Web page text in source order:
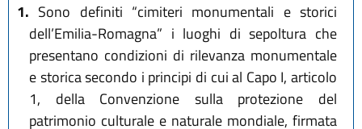
1. Sono definiti “cimiteri monumentali e storici
dell’Emilia-Romagna” i luoghi di sepoltura che
presentano condizioni di rilevanza monumentale
e storica secondo i principi di cui al Capo I, articolo
1, della Convenzione sulla protezione del
patrimonio culturale e naturale mondiale, firmata